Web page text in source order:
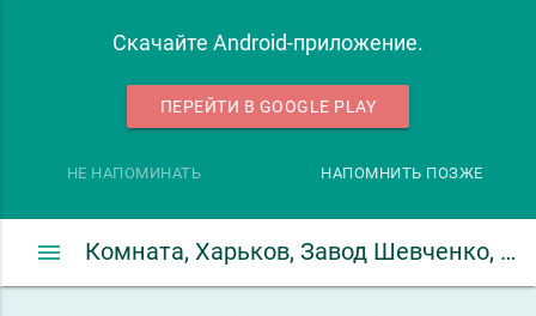
Скачайте Android-приложение.
ПЕРЕЙТИ В GOOGLE PLAY
НЕ НАПОМИНАТЬ НАПОМНИТЬ ПОЗЖЕ
Комната, Харьков, Завод Шевченко, Селянская (Совхозная, Пионера)
menu